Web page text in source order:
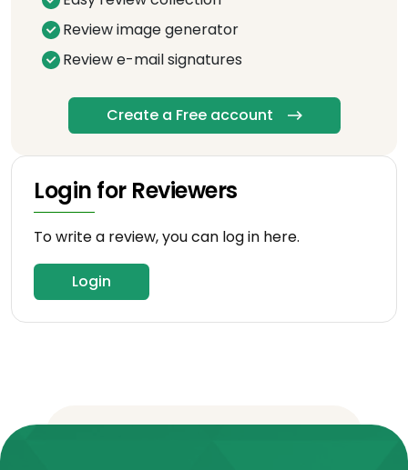
Review image generator
Review e-mail signatures
Create a Free account
Login for Reviewers
To write a review, you can log in here.
Login